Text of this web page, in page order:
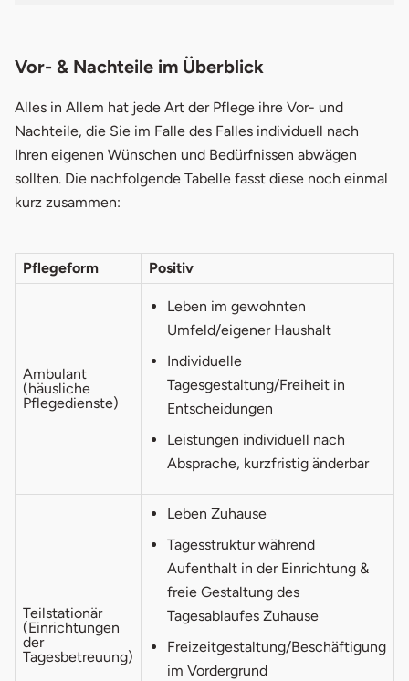
Vor- & Nachteile im Überblick
Alles in Allem hat jede Art der Pflege ihre Vor- und
Nachteile, die Sie im Falle des Falles individuell nach
Ihren eigenen Wünschen und Bedürfnissen abwägen
sollten. Die nachfolgende Tabelle fasst diese noch einmal
kurz zusammen:
Pflegeform Positiv
Ambulant
(häusliche
Pflegedienste)
Leben im gewohnten
Umfeld/eigener Haushalt
Individuelle
Tagesgestaltung/Freiheit in
Entscheidungen
Leistungen individuell nach
Absprache, kurzfristig änderbar
Teilstationär
(Einrichtungen
der
Tagesbetreuung)
Leben Zuhause
Tagesstruktur während
Aufenthalt in der Einrichtung &
freie Gestaltung des
Tagesablaufes Zuhause
Freizeitgestaltung/Beschäftigung
im Vordergrund